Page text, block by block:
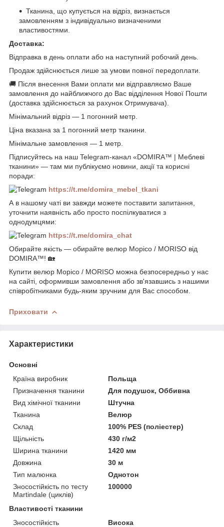
Тканина, що купується на відріз, визнається
замовленням з індивідуально визначеними
властивостями.
Доставка:
Відправка в день оплати або на наступний робочий день.
Продаж здійснюється лише за умови повної передоплати.
🚚 Після внесення Вами оплати ми відправляємо Ваше
замовлення до найближчого до Вас відділення Нової Пошти
(доставка здійснюється за рахунок Отримувача).
Мінімальний відріз — 1 погонний метр.
Ціна вказана за 1 погонний метр тканини.
Мінімальне замовлення — 1 метр.
Підписуйтесь на наш Telegram-канал «DOMIRA™ | Меблеві
тканини» — там ми публікуємо новини, акції та корисні
поради:
https://t.me/domira_mebel_tkani
А в нашому чаті ви завжди можете поставити запитання,
уточнити наявність або просто поспілкуватися з
однодумцями:
https://t.me/domira_chat
Обирайте якість — обирайте велюр Морісо / MORISO від
DOMIRA™! 🏡
Купити велюр Морісо / MORISO можна безпосередньо у нас
на сайті, оформивши замовлення або зв'язавшись з нашими
співробітниками будь-яким зручним для Вас способом.
Приховати
Характеристики
Основні
Країна виробник
Польща
Призначення тканини
Для подушок, Оббивна
Вид хімічної тканини
Штучна
Тканина
Велюр
Склад
100% PES (поліестер)
Щільність
430 г/м2
Ширина тканини
1420 мм
Довжина
30 м
Тип малюнка
Однотон
Зносостійкість по тесту
Martindale (циклів)
100000
Властивості тканини
Зносостійкість
Висока